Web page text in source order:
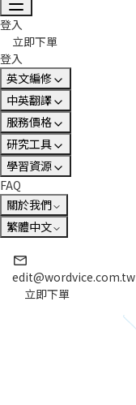
登入
立即下單
登入
英文編修
中英翻譯
服務價格
研究工具
學習資源
FAQ
關於我們
繁體中文
edit@wordvice.com.tw
立即下單